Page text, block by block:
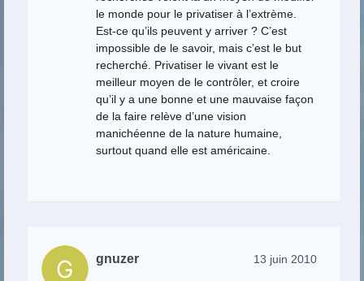
le monde pour le privatiser à l’extrème.
Est-ce qu’ils peuvent y arriver ? C’est
impossible de le savoir, mais c’est le but
recherché. Privatiser le vivant est le
meilleur moyen de le contrôler, et croire
qu’il y a une bonne et une mauvaise façon
de la faire relève d’une vision
manichéenne de la nature humaine,
surtout quand elle est américaine.
gnuzer 13 juin 2010